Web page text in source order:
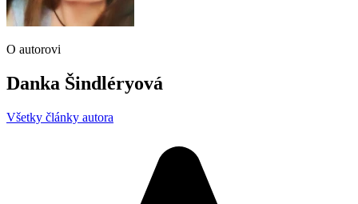
O autorovi
Danka Šindléryová
Všetky články autora